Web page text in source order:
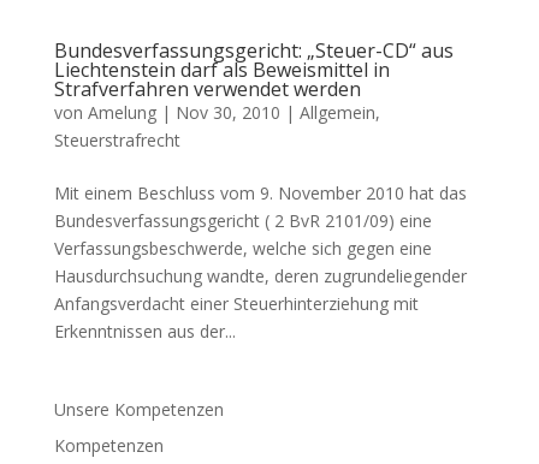
Bundesverfassungsgericht: „Steuer-CD“ aus
Liechtenstein darf als Beweismittel in
Strafverfahren verwendet werden
von Amelung| Nov 30, 2010 | Allgemein,
Steuerstrafrecht
Mit einem Beschluss vom 9. November 2010 hat das
Bundesverfassungsgericht ( 2 BvR 2101/09) eine
Verfassungsbeschwerde, welche sich gegen eine
Hausdurchsuchung wandte, deren zugrundeliegender
Anfangsverdacht einer Steuerhinterziehung mit
Erkenntnissen aus der...
Unsere Kompetenzen
Kompetenzen